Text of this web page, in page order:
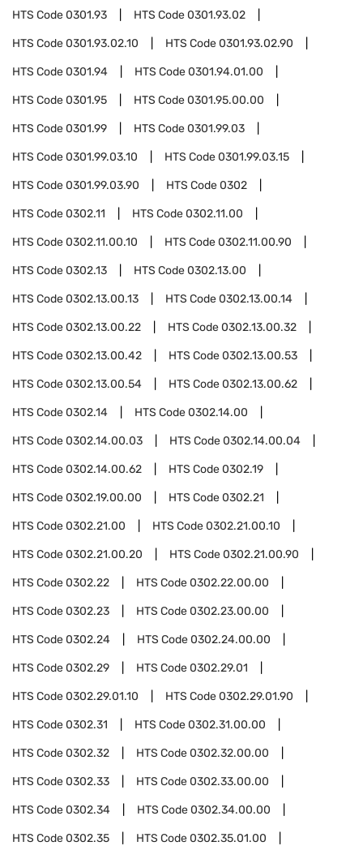
HTS Code0301.93 HTS Code0301.93.02
HTS Code0301.93.02.10 HTS Code0301.93.02.90
HTS Code0301.94 HTS Code0301.94.01.00
HTS Code0301.95 HTS Code0301.95.00.00
HTS Code0301.99 HTS Code0301.99.03
HTS Code0301.99.03.10 HTS Code0301.99.03.15
HTS Code0301.99.03.90 HTS Code0302
HTS Code0302.11 HTS Code0302.11.00
HTS Code0302.11.00.10 HTS Code0302.11.00.90
HTS Code0302.13 HTS Code0302.13.00
HTS Code0302.13.00.13 HTS Code0302.13.00.14
HTS Code0302.13.00.22 HTS Code0302.13.00.32
HTS Code0302.13.00.42 HTS Code0302.13.00.53
HTS Code0302.13.00.54 HTS Code0302.13.00.62
HTS Code0302.14 HTS Code0302.14.00
HTS Code0302.14.00.03 HTS Code0302.14.00.04
HTS Code0302.14.00.62 HTS Code0302.19
HTS Code0302.19.00.00 HTS Code0302.21
HTS Code0302.21.00 HTS Code0302.21.00.10
HTS Code0302.21.00.20 HTS Code0302.21.00.90
HTS Code0302.22 HTS Code0302.22.00.00
HTS Code0302.23 HTS Code0302.23.00.00
HTS Code0302.24 HTS Code0302.24.00.00
HTS Code0302.29 HTS Code0302.29.01
HTS Code0302.29.01.10 HTS Code0302.29.01.90
HTS Code0302.31 HTS Code0302.31.00.00
HTS Code0302.32 HTS Code0302.32.00.00
HTS Code0302.33 HTS Code0302.33.00.00
HTS Code0302.34 HTS Code0302.34.00.00
HTS Code0302.35 HTS Code0302.35.01.00